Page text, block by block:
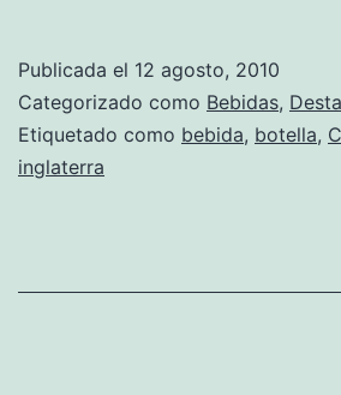
primer
nivel
Publicada el 12 agosto, 2010
Categorizado como Bebidas,
Etiquetado como bebida, botella,
inglaterra